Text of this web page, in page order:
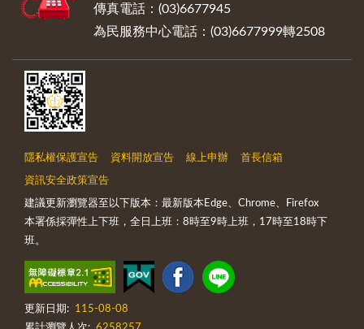
傳真電話：(03)6677945
為民服務中心電話：(03)6677999轉2508
隱私權保護宣告 資料開放宣告 線上申辦 首長信箱
資訊安全政策宣告
建議更新瀏覽器至以下版本：最新版本Edge、Chrome、Firefox
本署係採彈性上下班，全日上班：8時至9時上班，17時至18時下
班。
更新日期:
115-08-08